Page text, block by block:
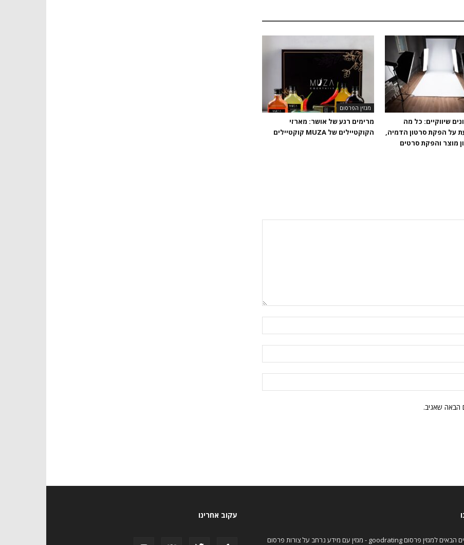
שיווקיים: כל מה
על הפקת סרטון הדמיה,
מוצר והפקת סרטים
מגזין הפרסום
מרימים רגע של אושר: מארזי
הקוקטיילים של MUZA קוקטיילים
הבאה שאגיב.
ברוכים הבאים למגזין פרסום goodrating - מגזין עם מידע נרחב על צורות פרסום
עקוב אחרינו